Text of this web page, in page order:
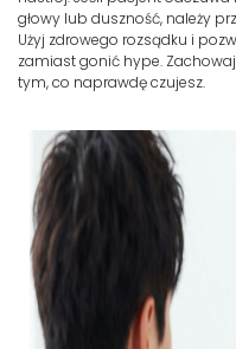
głowy lub duszność, należy
Użyj zdrowego rozsądku i
zamiast gonić hype.
tym, co naprawdę czujesz.